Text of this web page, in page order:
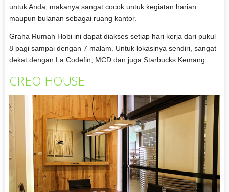
untuk Anda, makanya sangat cocok untuk kegiatan harian
maupun bulanan sebagai ruang kantor.
Graha Rumah Hobi ini dapat diakses setiap hari kerja dari pukul
8 pagi sampai dengan 7 malam. Untuk lokasinya sendiri, sangat
dekat dengan La Codefin, MCD dan juga Starbucks Kemang.
CREO HOUSE